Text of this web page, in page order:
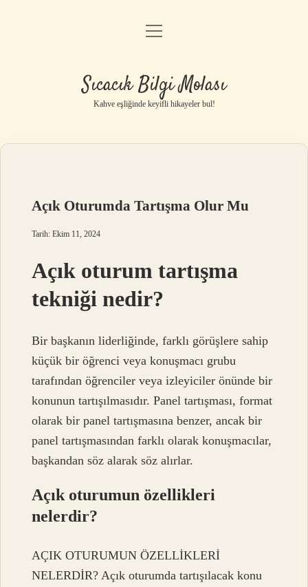
Anasayfa
Yasal Uyarı
menüyü
Sıcacık Bilgi Molası
Kahve eşliğinde keyifli hikayeler bul!
Açık Oturumda Tartışma Olur Mu
Tarih: Ekim 11, 2024
Açık oturum tartışma
tekniği nedir?
Bir başkanın liderliğinde, farklı görüşlere sahip
küçük bir öğrenci veya konuşmacı grubu
tarafından öğrenciler veya izleyiciler önünde bir
konunun tartışılmasıdır. Panel tartışması, format
olarak bir panel tartışmasına benzer, ancak bir
panel tartışmasından farklı olarak konuşmacılar,
başkandan söz alarak söz alırlar.
Açık oturumun özellikleri
nelerdir?
AÇIK OTURUMUN ÖZELLİKLERİ
NELERDİR? Açık oturumda tartışılacak konu